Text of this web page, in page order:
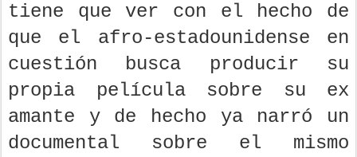
tiene que ver con el hecho de
que el afro-estadounidense en
cuestión busca producir su
propia película sobre su ex
amante y de hecho ya narró un
documental sobre el mismo